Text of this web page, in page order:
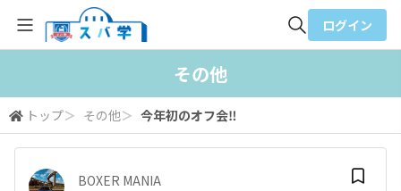
検索
ログイン
その他
トップ＞ その他＞ 今年初のオフ会‼️
BOXER MANIA